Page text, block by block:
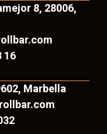
8, 28006,
16
Marbella